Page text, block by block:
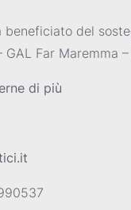
beneficiato del
GAL Far Maremma –
di più